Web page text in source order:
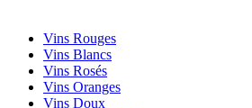
Vins Rouges
Vins Blancs
Vins Rosés
Vins Oranges
Vins Doux